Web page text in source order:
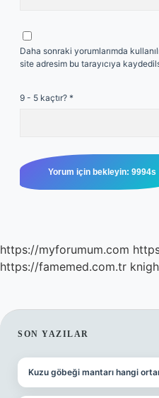
Daha sonraki yorumlarımda
site adresim bu tarayıcıya
9 - 5 kaçtır? *
https://myforumum.com
https://famemed.com.tr
SIDEBAR
SON YAZILAR
Kuzu göbeği mantarı hangi